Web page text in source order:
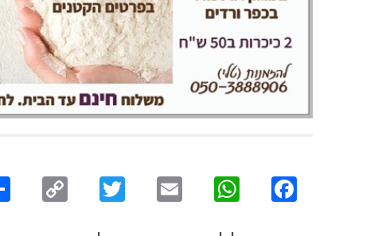
Facebook
WhatsApp
Email
Twitter
Copy